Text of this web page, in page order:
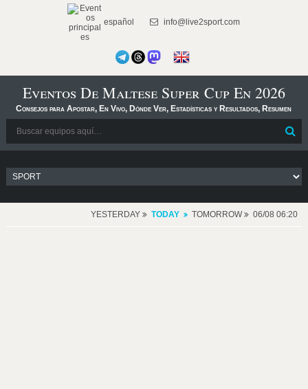
español info@live2sport.com
Eventos De Maltese Super Cup En 2026
Consejos para Apostar, En Vivo, Dónde Ver, Estadísticas y Resultados, Resumen
YESTERDAY TODAY TOMORROW 06/08 06:20